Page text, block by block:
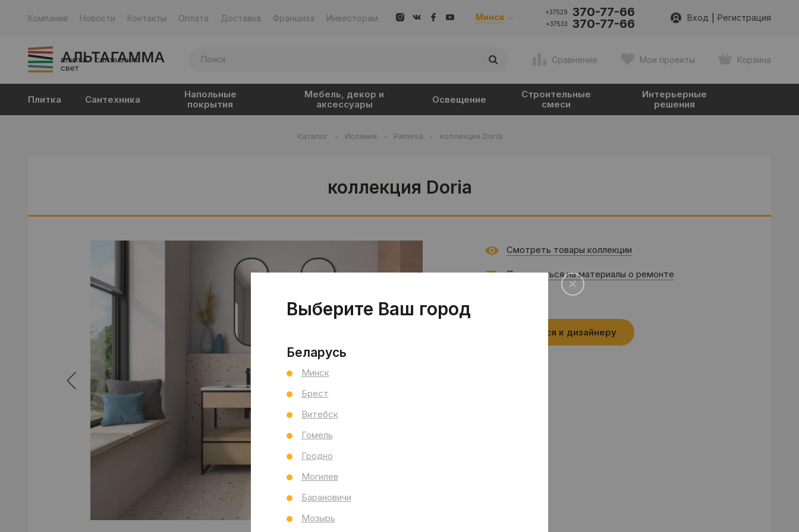
Компания Новости Контакты Оплата Доставка Франшиза Инвесторам Минск +37529 370-77-66
+37533 370-77-66 Вход Регистрация
плитка · сантехника ·
свет
Сравнение Мои проекты Корзина
Плитка Сантехника
Напольные
покрытия
Мебель, декор и
аксессуары
Освещение
Строительные
смеси
Интерьерные
решения
Каталог - Испания - Pamesa - коллекция Doria
коллекция Doria
Смотреть товары коллекции
Подписаться на материалы о ремонте
Записаться к дизайнеру
Выберите Ваш город
Беларусь
Минск
Брест
Витебск
Гомель
Гродно
Могилев
Барановичи
Мозырь